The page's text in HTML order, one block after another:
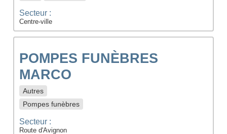
Secteur :
Centre-ville
POMPES FUNÈBRES
MARCO
Autres
Pompes funèbres
Secteur :
Route d'Avignon